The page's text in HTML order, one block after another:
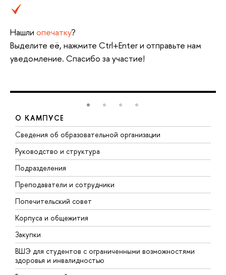
Нашли опечатку?
Выделите её, нажмите Ctrl+Enter и отправьте нам
уведомление. Спасибо за участие!
О КАМПУСЕ
Сведения об образовательной организации
Руководство и структура
Подразделения
Преподаватели и сотрудники
Попечительский совет
Корпуса и общежития
Закупки
ВШЭ для студентов с ограниченными возможностями
здоровья и инвалидностью